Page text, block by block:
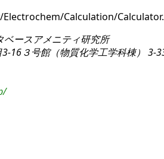
Calculation/
ベースアメニティ研究所
16３号館（物質化学工学科棟） 3-